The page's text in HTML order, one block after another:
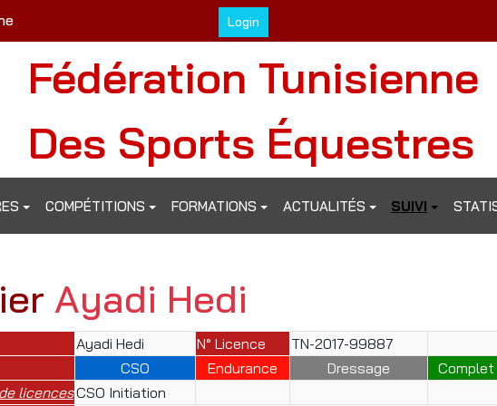
Login
Fédération Tunisienne
Des Sports Équestres
COMPÉTITIONS FORMATIONS ACTUALITÉS SUIVI
Ayadi Hedi
Ayadi Hedi N° Licence
TN-2017-99887
CSO Endurance Dressage Complet
licencesCSO Initiation